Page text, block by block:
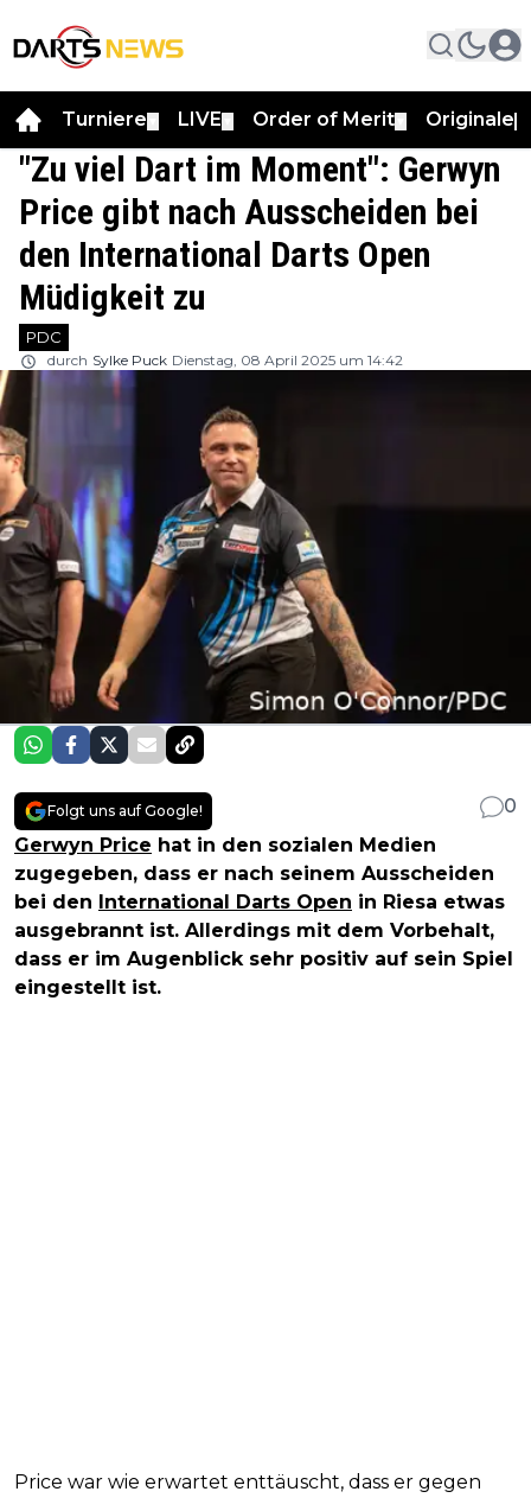
Turniere LIVE Order of Merit Originale
"Zu viel Dart im Moment": Gerwyn
Price gibt nach Ausscheiden bei
den International Darts Open
Müdigkeit zu
PDC
durch Sylke Puck Dienstag, 08 April 2025 um 14:42
Folgt uns auf Google!
0
Gerwyn Price hat in den sozialen Medien
zugegeben, dass er nach seinem Ausscheiden
bei den
International Darts Open in Riesa etwas
ausgebrannt ist. Allerdings mit dem Vorbehalt,
dass er im Augenblick sehr positiv auf sein Spiel
eingestellt ist.
Price war wie erwartet enttäuscht, dass er gegen